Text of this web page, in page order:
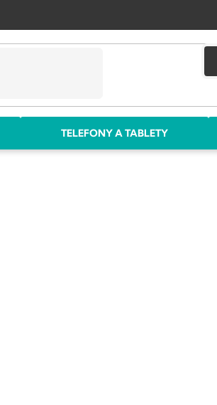
TELEFONY A TABLETY